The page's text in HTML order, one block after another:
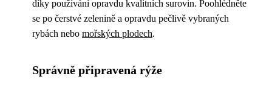
díky používání opravdu kvalitních surovin. Poohlédněte
se po čerstvé zelenině a opravdu pečlivě vybraných
rybách nebo mořských plodech.
Správně připravená rýže